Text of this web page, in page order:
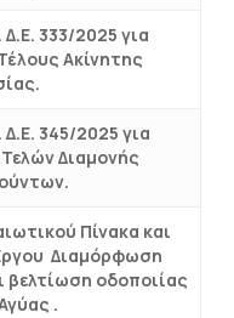
333/2025 για
Ακίνητης
345/2025 για
Διαμονής
Πίνακα και
Διαμόρφωση
οδοποιίας
.